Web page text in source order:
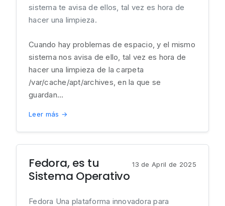
sistema te avisa de ellos, tal vez es hora de
hacer una limpieza.
Cuando hay problemas de espacio, y el mismo
sistema nos avisa de ello, tal vez es hora de
hacer una limpieza de la carpeta
/var/cache/apt/archives, en la que se
guardan...
Leer más →
Fedora, es tu
Sistema Operativo
13 de April de 2025
Fedora Una plataforma innovadora para